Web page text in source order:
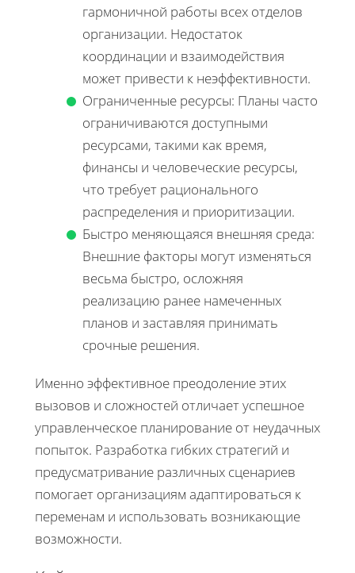
гармоничной работы всех отделов
организации. Недостаток
координации и взаимодействия
может привести к неэффективности.
Ограниченные ресурсы: Планы часто
ограничиваются доступными
ресурсами, такими как время,
финансы и человеческие ресурсы,
что требует рационального
распределения и приоритизации.
Быстро меняющаяся внешняя среда:
Внешние факторы могут изменяться
весьма быстро, осложняя
реализацию ранее намеченных
планов и заставляя принимать
срочные решения.
Именно эффективное преодоление этих
вызовов и сложностей отличает успешное
управленческое планирование от неудачных
попыток. Разработка гибких стратегий и
предусматривание различных сценариев
помогает организациям адаптироваться к
переменам и использовать возникающие
возможности.